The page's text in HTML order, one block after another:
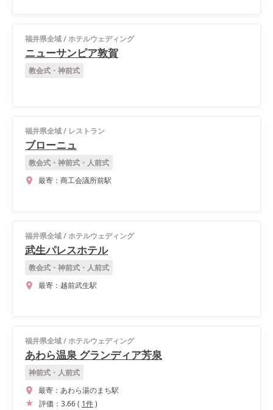
福井県全域/ホテルウェディング
ニューサンピア敦賀
教会式・神前式
福井県全域/ レストラン
ブローニュ
教会式・神前式・人前式
最寄： 商工会議所前駅
福井県全域/ホテルウェディング
武生パレスホテル
教会式・神前式・人前式
最寄： 越前武生駅
福井県全域/ホテルウェディング
あわら温泉 グランディア芳泉
神前式・人前式
最寄： あわら湯のまち駅
評価： 3.66( 1件)